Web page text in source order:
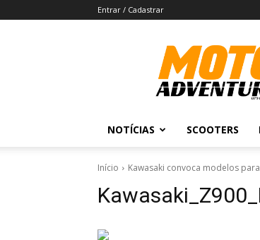
Entrar / Cadastrar
Revista
Moto
NOTÍCIAS SCOOTERS
Início Kawasaki convoca modelos